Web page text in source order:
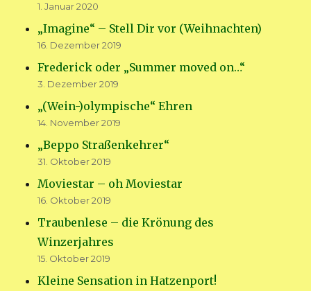
1. Januar 2020
„Imagine“ – Stell Dir vor (Weihnachten)
16. Dezember 2019
Frederick oder „Summer moved on…“
3. Dezember 2019
„(Wein-)olympische“ Ehren
14. November 2019
„Beppo Straßenkehrer“
31. Oktober 2019
Moviestar – oh Moviestar
16. Oktober 2019
Traubenlese – die Krönung des
Winzerjahres
15. Oktober 2019
Kleine Sensation in Hatzenport!